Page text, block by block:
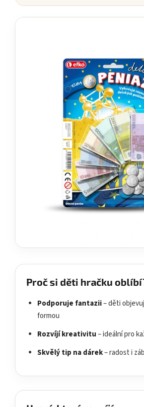
Proč si děti hračku
Podporuje fantazii– děti
formou
Rozvíjí kreativitu– ideální pro
Skvělý tip na dárek– radost i